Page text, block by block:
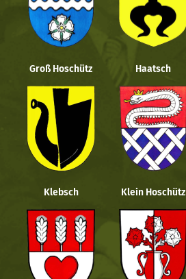
Groß Hoschütz Haatsch
Klebsch Klein Hoschütz